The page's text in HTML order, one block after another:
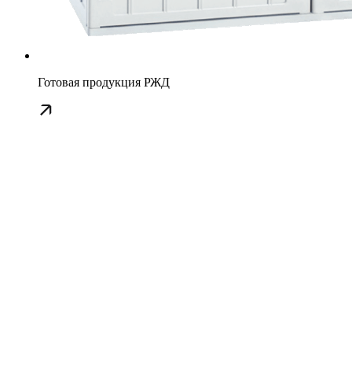
Готовая продукция РЖД